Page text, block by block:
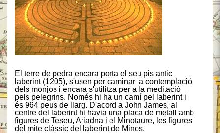
El terre de pedra encara porta el seu pis antic
laberint (1205), s'usen per caminar la contemplació
dels monjos i encara s'utilitza per a la meditació
pels pelegrins. Només hi ha un camí pel laberint i
és 964 peus de llarg. D'acord a John James, al
centre del laberint hi havia una placa de metall amb
figures de Teseu, Ariadna i el Minotaure, les figures
del mite clàssic del laberint de Minos.